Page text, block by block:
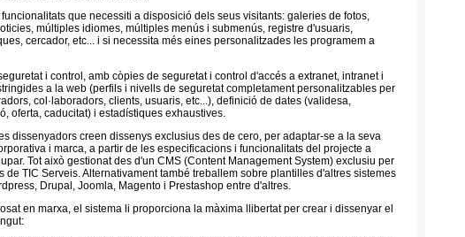
funcionalitats que necessiti a disposició dels seus visitants: galeries de fotos,
múltiples idiomes, múltiples menús i submenús, registre d'usuaris,
cercador, etc... i si necessita més eines personalitzades les programem a
i control, amb còpies de seguretat i control d'accés a extranet, intranet i
a la web (perfils i nivells de seguretat completament personalitzables per
col·laboradors, clients, usuaris, etc...), definició de dates (validesa,
oferta, caducitat) i estadístiques exhaustives.
dissenyadors creen dissenys exclusius des de cero, per adaptar-se a la seva
i marca, a partir de les especificacions i funcionalitats del projecte a
Tot això gestionat des d'un CMS (Content Management System) exclusiu per
de TIC Serveis. Alternativament també treballem sobre plantilles d'altres sistemes
Drupal, Joomla, Magento i Prestashop entre d'altres.
en marxa, el sistema li proporciona la màxima llibertat per crear i dissenyar el